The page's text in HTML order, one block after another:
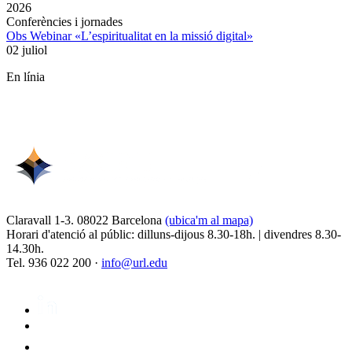
2026
Conferències i jornades
Obs Webinar «L’espiritualitat en la missió digital»
02 juliol
En línia
Claravall 1-3. 08022 Barcelona (ubica'm al mapa)
Horari d'atenció al públic: dilluns-dijous 8.30-18h. | divendres 8.30-
14.30h.
Tel. 936 022 200 · info@url.edu